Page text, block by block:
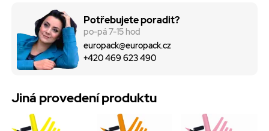
Potřebujete poradit?
po-pá 7-15 hod
europack@europack.cz
+420 469 623 490
Jiná provedení produktu